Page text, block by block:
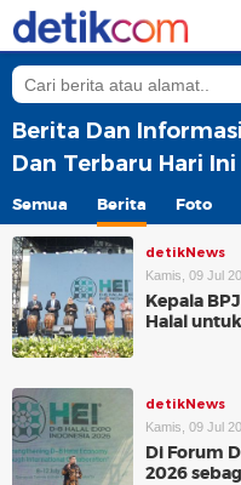
Berita Dan
Dan Terbaru Hari
Semua Berita Foto
detikNews
Kamis, 09 Jul
Kepala
Halal
detikNews
Kamis, 09 Jul
Di Forum
2026